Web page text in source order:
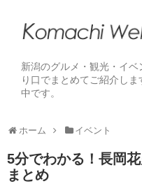
新潟のグルメ・観光・イ
り口でまとめてご紹介し
中です。
ホーム イベント
5分でわかる！長岡
まとめ